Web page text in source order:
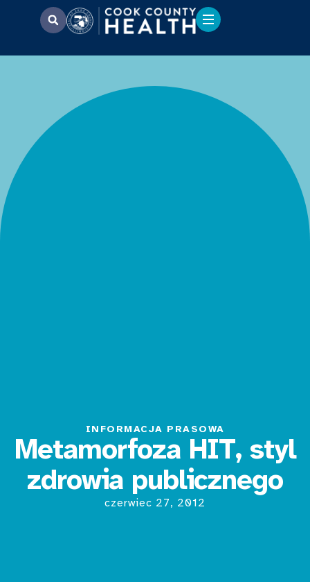
INFORMACJA PRASOWA
Metamorfoza HIT, styl
zdrowia publicznego
czerwiec 27, 2012